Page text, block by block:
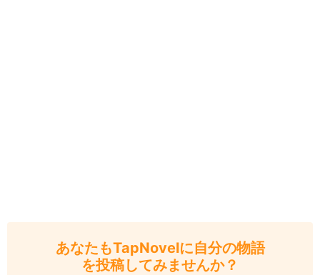
あなたもTapNovelに自分の物語
を投稿してみませんか？